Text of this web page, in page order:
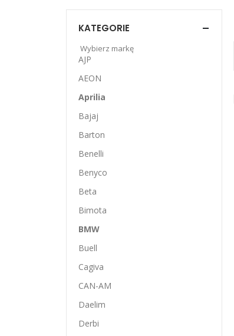
KATEGORIE
Wybierz markę
AJP
AEON
Aprilia
Bajaj
Barton
Benelli
Benyco
Beta
Bimota
BMW
Buell
Cagiva
CAN-AM
Daelim
Derbi